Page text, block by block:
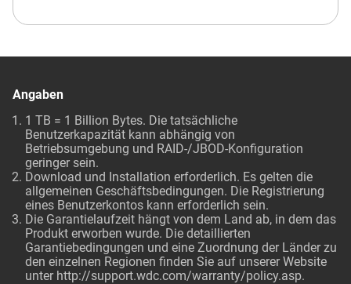
Angaben
1 TB = 1 Billion Bytes. Die tatsächliche
Benutzerkapazität kann abhängig von
Betriebsumgebung und RAID-/JBOD-Konfiguration
geringer sein.
Download und Installation erforderlich. Es gelten die
allgemeinen Geschäftsbedingungen. Die Registrierung
eines Benutzerkontos kann erforderlich sein.
Die Garantielaufzeit hängt von dem Land ab, in dem das
Produkt erworben wurde. Die detaillierten
Garantiebedingungen und eine Zuordnung der Länder zu
den einzelnen Regionen finden Sie auf unserer Website
unter http://support.wdc.com/warranty/policy.asp.